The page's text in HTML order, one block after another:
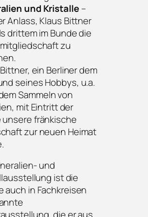
und Kristalle–
Anlass, Klaus Bittner
drittem im Bunde die
zu
ein Berliner dem
seines Hobbys, u.a.
Sammeln von
mit Eintritt der
unsere fränkische
zur neuen Heimat
und
ist die
auch in Fachkreisen